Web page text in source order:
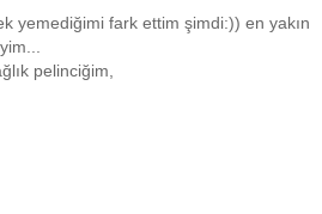
yemediğimi fark ettim şimdi:)) en yakın
pelinciğim,